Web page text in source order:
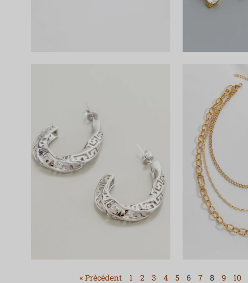
« Précédent 1 2 3 4 5 6 7 8 9 10